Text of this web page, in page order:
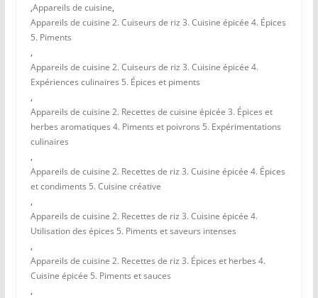
,Appareils de cuisine,
Appareils de cuisine 2. Cuiseurs de riz 3. Cuisine épicée 4. Épices
5. Piments
,
Appareils de cuisine 2. Cuiseurs de riz 3. Cuisine épicée 4.
Expériences culinaires 5. Épices et piments
,
Appareils de cuisine 2. Recettes de cuisine épicée 3. Épices et
herbes aromatiques 4. Piments et poivrons 5. Expérimentations
culinaires
,
Appareils de cuisine 2. Recettes de riz 3. Cuisine épicée 4. Épices
et condiments 5. Cuisine créative
,
Appareils de cuisine 2. Recettes de riz 3. Cuisine épicée 4.
Utilisation des épices 5. Piments et saveurs intenses
,
Appareils de cuisine 2. Recettes de riz 3. Épices et herbes 4.
Cuisine épicée 5. Piments et sauces
,